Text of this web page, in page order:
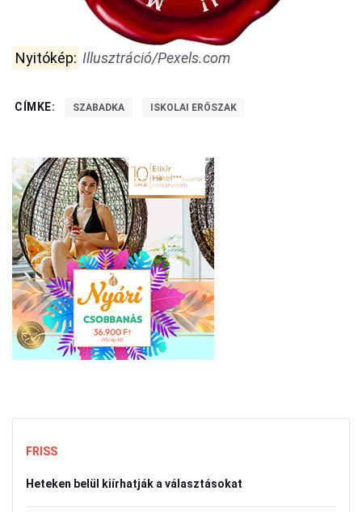
Nyitókép: Illusztráció/Pexels.com
CÍMKE: SZABADKA ISKOLAI ERŐSZAK
FRISS
Heteken belül kiírhatják a választásokat